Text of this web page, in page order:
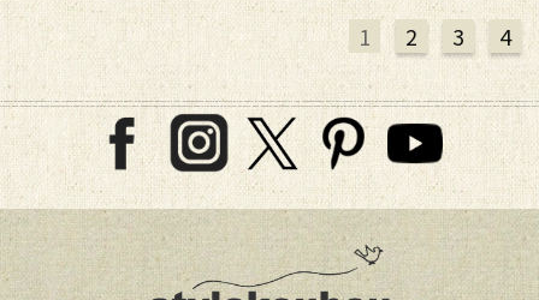
1 2 3 4